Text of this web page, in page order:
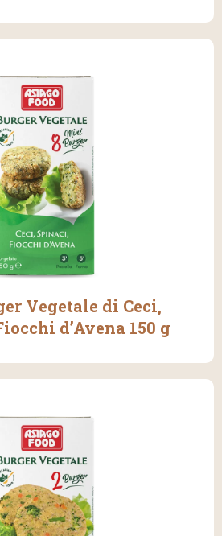
Vegetale di Ceci,
d’Avena 150 g